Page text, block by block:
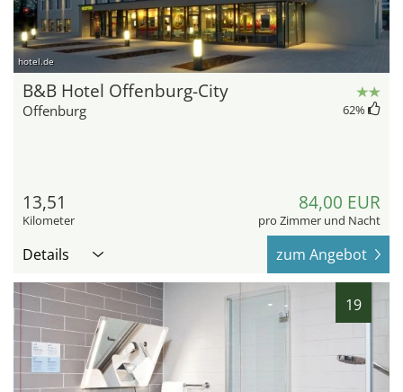
hotel.de
B&B Hotel Offenburg-City
Offenburg 62%
13,51
Kilometer
84,00 EUR
pro Zimmer und Nacht
Details zum Angebot
19